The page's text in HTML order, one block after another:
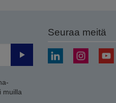
Lähetä
muilla
Seuraa meitä